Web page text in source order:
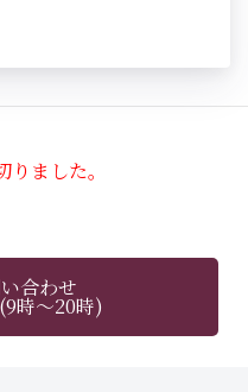
ました。
合わせ
時～20時)